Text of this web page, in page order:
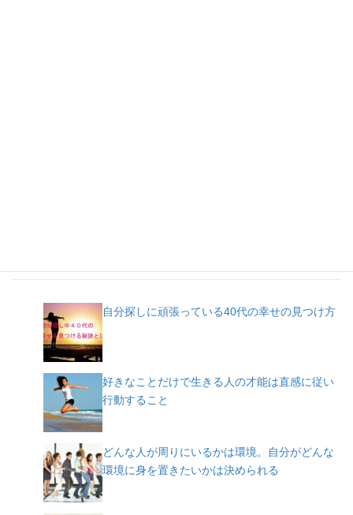
自分探しに頑張っている40代の幸せの見つけ方
好きなことだけで生きる人の才能は直感に従い
行動すること
どんな人が周りにいるかは環境。自分がどんな
環境に身を置きたいかは決められる